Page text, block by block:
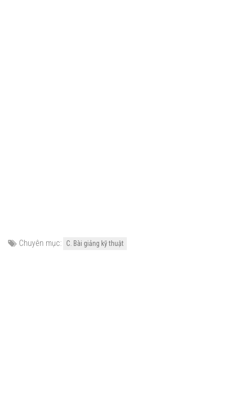
Chuyên mục: C. Bài giảng kỹ thuật